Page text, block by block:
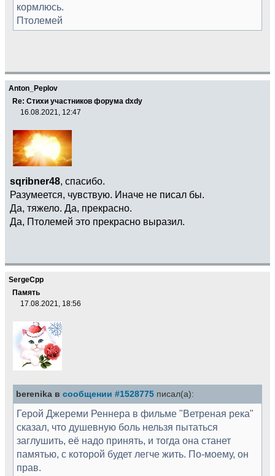
кормлюсь.
Птолемей
Anton_Peplov
Re: Стихи участников форума dxdy
16.08.2021, 12:47
sqribner48, спасибо.
Разумеется, чувствую. Иначе не писал бы.
Да, тяжело. Да, прекрасно.
Да, Птолемей это прекрасно выразил.
SergeCpp
Память
17.08.2021, 18:56
berenika в сообщении #1528775 писал(а):
Герой Джереми Реннера в фильме "Ветреная река"
сказал, что душевную боль нельзя пытаться
заглушить, её надо принять, и тогда она станет
памятью, с которой будет легче жить. По-моему, он
прав.